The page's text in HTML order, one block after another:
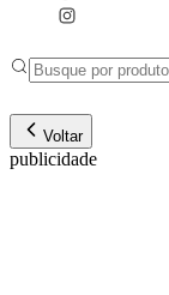
Voltar
publicidade